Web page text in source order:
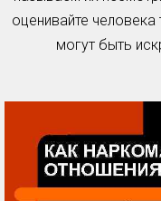
оценивайте
могут быть